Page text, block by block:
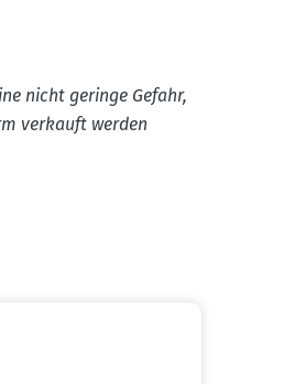
nicht geringe Gefahr,
verkauft werden